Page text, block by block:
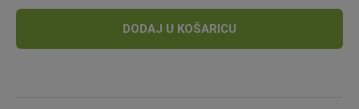
DODAJ U KOŠARICU